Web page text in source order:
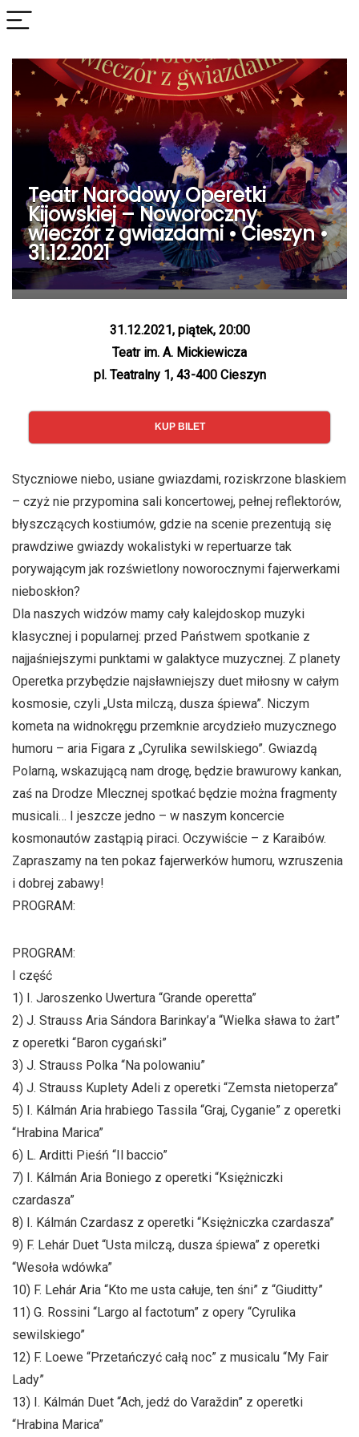
Teatr Narodowy Operetki
Kijowskiej – Noworoczny
wieczór z gwiazdami • Cieszyn •
31.12.2021
31.12.2021, piątek, 20:00
Teatr im. A. Mickiewicza
pl. Teatralny 1, 43-400 Cieszyn
KUP BILET
Styczniowe niebo, usiane gwiazdami, roziskrzone blaskiem
– czyż nie przypomina sali koncertowej, pełnej reflektorów,
błyszczących kostiumów, gdzie na scenie prezentują się
prawdziwe gwiazdy wokalistyki w repertuarze tak
porywającym jak rozświetlony noworocznymi fajerwerkami
nieboskłon?
Dla naszych widzów mamy cały kalejdoskop muzyki
klasycznej i popularnej: przed Państwem spotkanie z
najjaśniejszymi punktami w galaktyce muzycznej. Z planety
Operetka przybędzie najsławniejszy duet miłosny w całym
kosmosie, czyli „Usta milczą, dusza śpiewa”. Niczym
kometa na widnokręgu przemknie arcydzieło muzycznego
humoru – aria Figara z „Cyrulika sewilskiego”. Gwiazdą
Polarną, wskazującą nam drogę, będzie brawurowy kankan,
zaś na Drodze Mlecznej spotkać będzie można fragmenty
musicali… I jeszcze jedno – w naszym koncercie
kosmonautów zastąpią piraci. Oczywiście – z Karaibów.
Zapraszamy na ten pokaz fajerwerków humoru, wzruszenia
i dobrej zabawy!
PROGRAM:
PROGRAM:
I część
1) I. Jaroszenko Uwertura “Grande operetta”
2) J. Strauss Aria Sándora Barinkay’a “Wielka sława to żart”
z operetki “Baron cygański”
3) J. Strauss Polka “Na polowaniu”
4) J. Strauss Kuplety Adeli z operetki “Zemsta nietoperza”
5) I. Kálmán Aria hrabiego Tassila “Graj, Cyganie” z operetki
“Hrabina Marica”
6) L. Arditti Pieśń “Il baccio”
7) I. Kálmán Aria Boniego z operetki “Księżniczki
czardasza”
8) I. Kálmán Czardasz z operetki “Księżniczka czardasza”
9) F. Lehár Duet “Usta milczą, dusza śpiewa” z operetki
“Wesoła wdówka”
10) F. Lehár Aria “Kto me usta całuje, ten śni” z “Giuditty”
11) G. Rossini “Largo al factotum” z opery “Cyrulika
sewilskiego”
12) F. Loewe “Przetańczyć całą noc” z musicalu “My Fair
Lady”
13) I. Kálmán Duet “Ach, jedź do Varaždin” z operetki
“Hrabina Marica”